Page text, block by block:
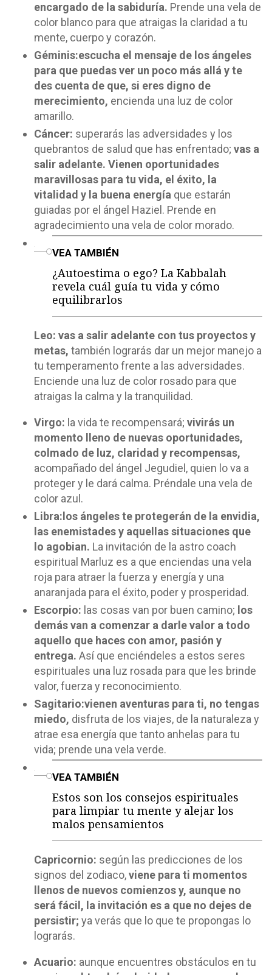
encargado de la sabiduría. Prende una vela de
color blanco para que atraigas la claridad a tu
mente, cuerpo y corazón.
Géminis:escucha el mensaje de los ángeles
para que puedas ver un poco más allá y te
des cuenta de que, si eres digno de
merecimiento, encienda una luz de color
amarillo.
Cáncer: superarás las adversidades y los
quebrantos de salud que has enfrentado; vas a
salir adelante. Vienen oportunidades
maravillosas para tu vida, el éxito, la
vitalidad y la buena energía que estarán
guiadas por el ángel Haziel. Prende en
agradecimiento una vela de color morado.
VEA TAMBIÉN
¿Autoestima o ego? La Kabbalah
revela cuál guía tu vida y cómo
equilibrarlos
Leo: vas a salir adelante con tus proyectos y
metas, también lograrás dar un mejor manejo a
tu temperamento frente a las adversidades.
Enciende una luz de color rosado para que
atraigas la calma y la tranquilidad.
Virgo: la vida te recompensará; vivirás un
momento lleno de nuevas oportunidades,
colmado de luz, claridad y recompensas,
acompañado del ángel Jegudiel, quien lo va a
proteger y le dará calma. Préndale una vela de
color azul.
Libra: los ángeles te protegerán de la envidia,
las enemistades y aquellas situaciones que
lo agobian. La invitación de la astro coach
espiritual Marluz es a que enciendas una vela
roja para atraer la fuerza y energía y una
anaranjada para el éxito, poder y prosperidad.
Escorpio: las cosas van por buen camino; los
demás van a comenzar a darle valor a todo
aquello que haces con amor, pasión y
entrega. Así que enciéndeles a estos seres
espirituales una luz rosada para que les brinde
valor, fuerza y reconocimiento.
Sagitario:vienen aventuras para ti, no tengas
miedo, disfruta de los viajes, de la naturaleza y
atrae esa energía que tanto anhelas para tu
vida; prende una vela verde.
VEA TAMBIÉN
Estos son los consejos espirituales
para limpiar tu mente y alejar los
malos pensamientos
Capricornio: según las predicciones de los
signos del zodiaco,viene para ti momentos
llenos de nuevos comienzos y, aunque no
será fácil, la invitación es a que no dejes de
persistir; ya verás que lo que te propongas lo
lograrás.
Acuario: aunque encuentres obstáculos en tu